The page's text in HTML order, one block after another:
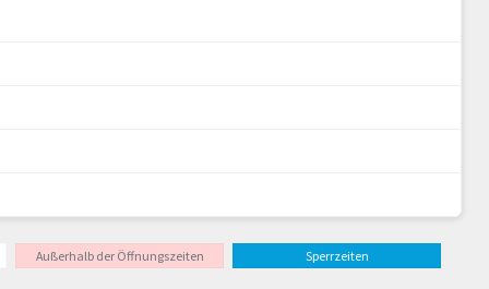
Außerhalb der Öffnungszeiten Sperrzeiten